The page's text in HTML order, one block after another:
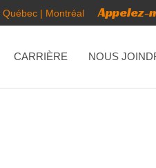
Québec | Montréal Appelez-
CARRIÈRE NOUS